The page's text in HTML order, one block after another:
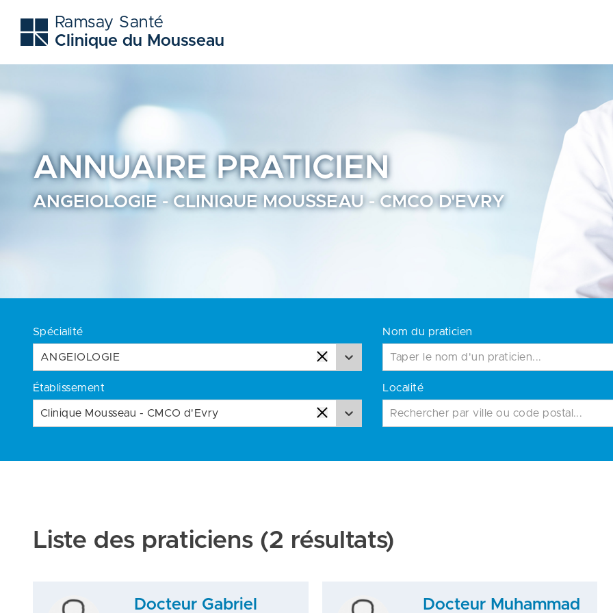
Ramsay Santé
Clinique du Mousseau
ANNUAIRE PRATICIEN
ANGEIOLOGIE - CLINIQUE MOUSSEAU - CMCO D'EVRY
Spécialité
ANGEIOLOGIE
Nom du praticien
Établissement
Clinique Mousseau - CMCO d'Evry
Localité
Rechercher par ville ou code postal...
Liste des praticiens (2 résultats)
Docteur Gabriel Docteur Muhammad